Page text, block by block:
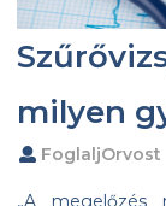
milyen
FoglaljOrvost
„A